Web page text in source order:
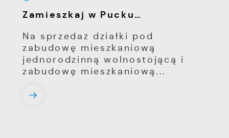
Zamieszkaj w Pucku…
Na sprzedaż działki pod
zabudowę mieszkaniową
jednorodzinną wolnostojącą i
zabudowę mieszkaniową...